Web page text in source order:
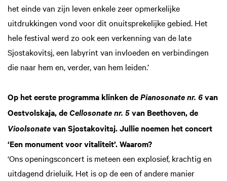
het einde van zijn leven enkele zeer opmerkelijke
uitdrukkingen vond voor dit onuitsprekelijke gebied. Het
hele fes­tival werd zo ook een verkenning van de late
Sjostakovitsj, een labyrint van invloeden en verbindingen
die naar hem en, verder, van hem leiden.’
Op het eerste programma klinken de Pianosonate nr. 6 van
Oestvolskaja, de Cellosonate nr. 5 van Beethoven, de
Vioolsonate van Sjostakovitsj. Jullie noemen het concert
‘Een monument voor vitaliteit’. Waarom?
‘Ons openingsconcert is meteen een explosief, krachtig en
uitdagend drieluik. Het is op de een of andere manier